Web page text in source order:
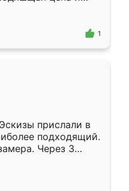
Приехавший
самый
1
прислали в
подходящий.
Через 3
Остались
Ренессанс
работу!